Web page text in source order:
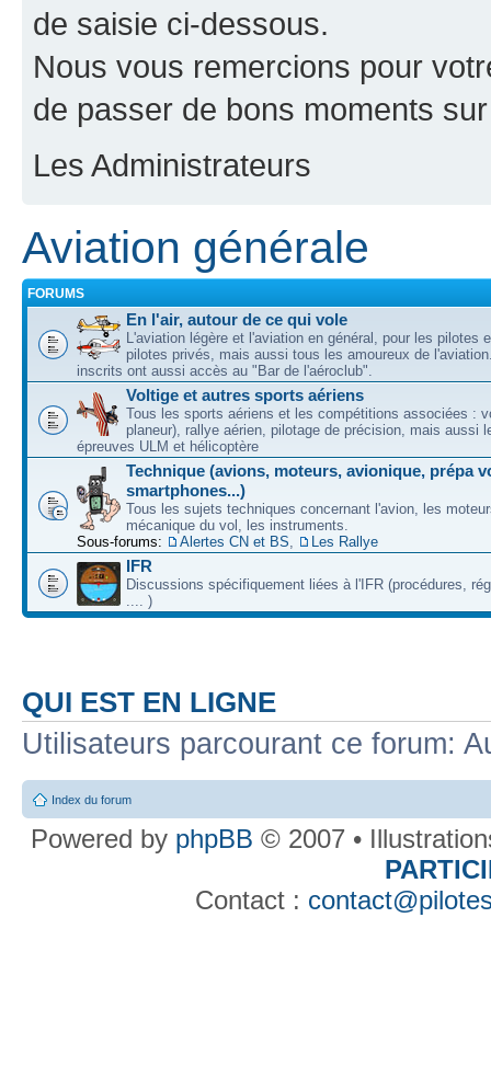
de saisie ci-dessous.
Nous vous remercions pour
de passer de bons moments
Les Administrateurs
Aviation générale
FORUMS
En l'air, autour de ce qui vole
L'aviation légère et l'aviation en général, pour les pilotes
pilotes privés, mais aussi tous les amoureux de
inscrits ont aussi accès au "Bar de l'aéroclub".
Voltige et autres sports aériens
Tous les sports aériens et les compétitions associées :
planeur), rallye aérien, pilotage de précision, mais aussi
épreuves ULM et hélicoptère
Technique (avions, moteurs, avionique, prépa
smartphones...)
Tous les sujets techniques concernant l'avion, les
mécanique du vol, les instruments.
Sous-forums:
Alertes CN et BS, Les Rallye
IFR
Discussions spécifiquement liées à l'IFR (procédures,
.... )
QUI EST EN LIGNE
Utilisateurs parcourant ce forum:
Index du forum
Powered by phpBB © 2007 •
Contact :